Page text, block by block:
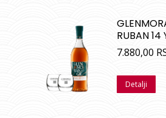
RUBAN 14
7.880,00
Detalji